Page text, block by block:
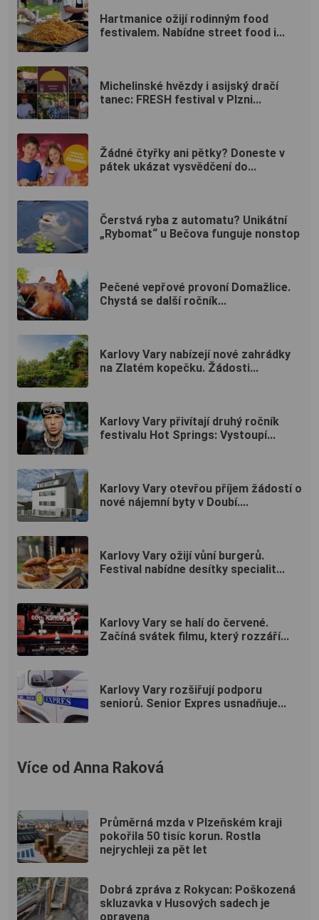
Hartmanice ožijí rodinným food
festivalem. Nabídne street food i...
Michelinské hvězdy i asijský dračí
tanec: FRESH festival v Plzni...
Žádné čtyřky ani pětky? Doneste v
pátek ukázat vysvědčení do...
Čerstvá ryba z automatu? Unikátní
„Rybomat“ u Bečova funguje nonstop
Pečené vepřové provoní Domažlice.
Chystá se další ročník...
Karlovy Vary nabízejí nové zahrádky
na Zlatém kopečku. Žádosti...
Karlovy Vary přivítají druhý ročník
festivalu Hot Springs: Vystoupí...
Karlovy Vary otevřou příjem žádostí o
nové nájemní byty v Doubí....
Karlovy Vary ožijí vůní burgerů.
Festival nabídne desítky specialit...
Karlovy Vary se halí do červené.
Začíná svátek filmu, který rozzáří...
Karlovy Vary rozšiřují podporu
seniorů. Senior Expres usnadňuje...
Více od Anna Raková
Průměrná mzda v Plzeňském kraji
pokořila 50 tisíc korun. Rostla
nejrychleji za pět let
Dobrá zpráva z Rokycan: Poškozená
skluzavka v Husových sadech je
opravena